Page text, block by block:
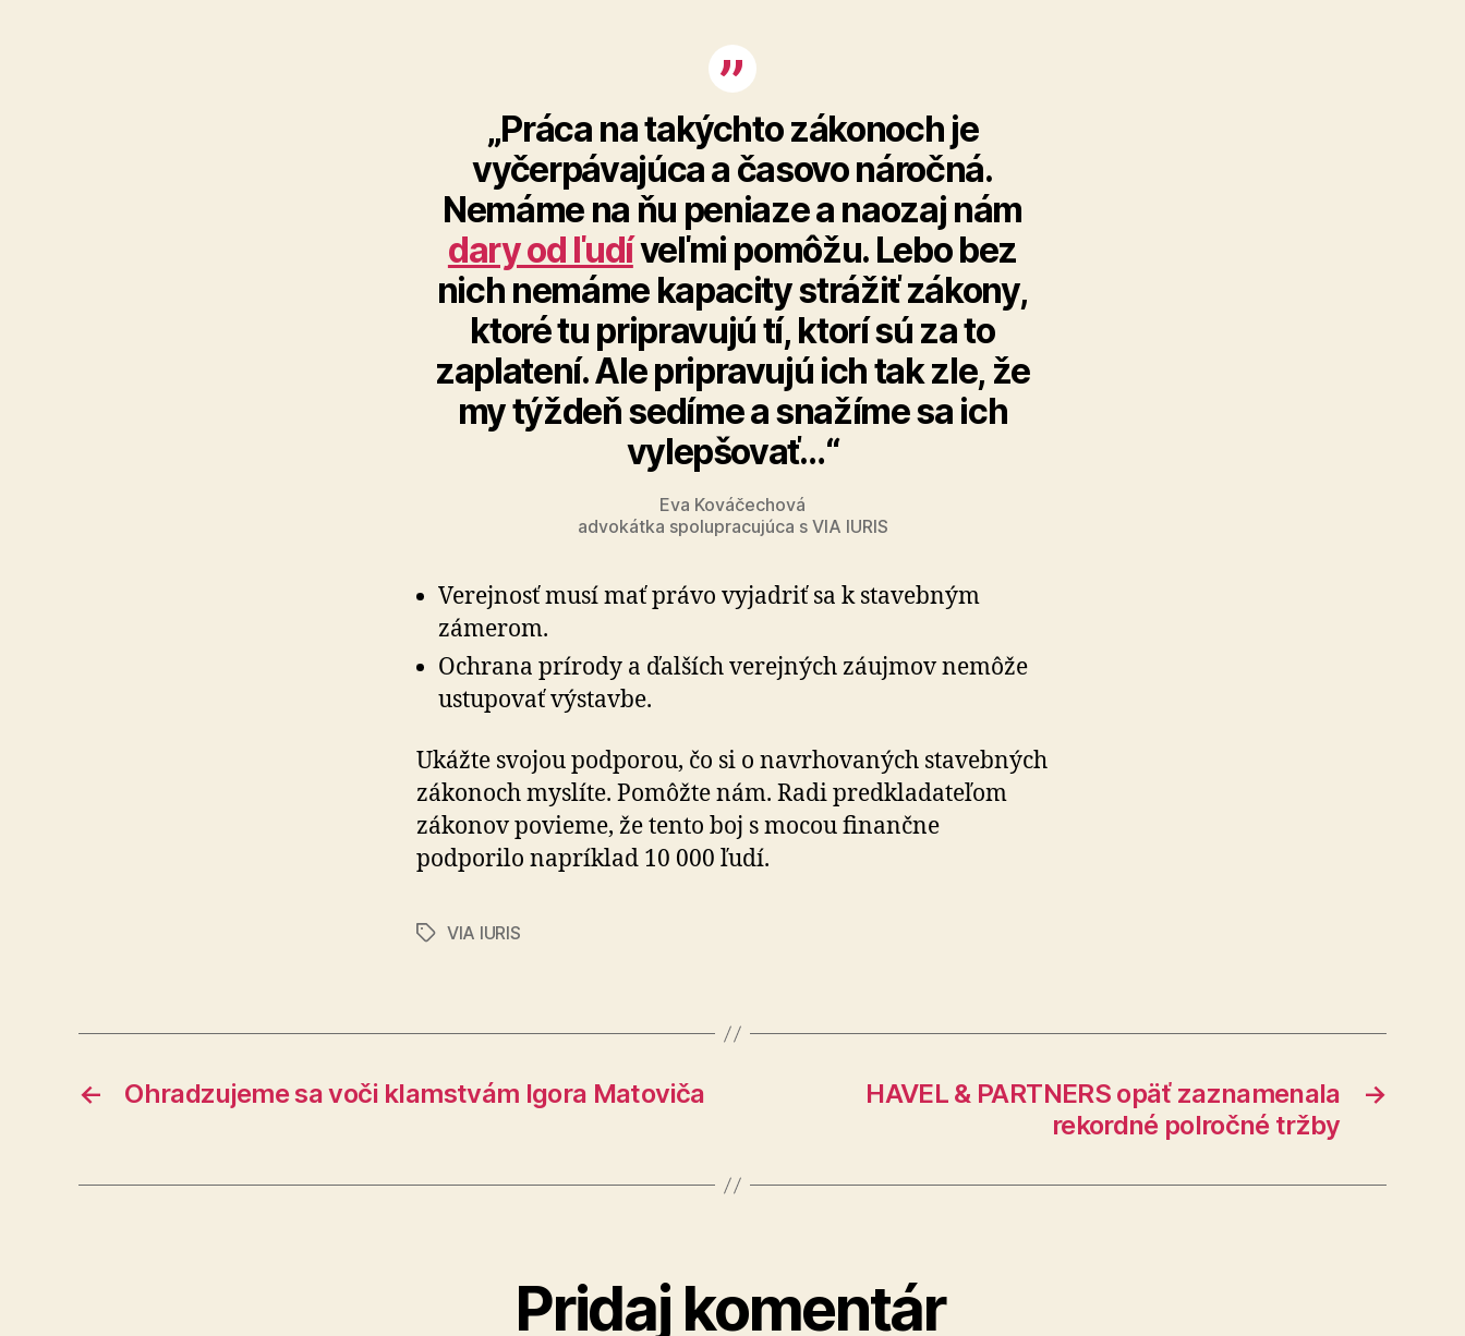
„Práca na takýchto zákonoch je
vyčerpávajúca a časovo náročná.
Nemáme na ňu peniaze a naozaj nám
dary od ľudíveľmi pomôžu. Lebo bez
nich nemáme kapacity strážiť zákony,
ktoré tu pripravujú tí, ktorí sú za to
zaplatení. Ale pripravujú ich tak zle, že
my týždeň sedíme a snažíme sa ich
vylepšovať…“
Eva Kováčechová
advokátka spolupracujúca s VIA IURIS
Verejnosť musí mať právo vyjadriť sa k stavebným
zámerom.
Ochrana prírody a ďalších verejných záujmov nemôže
ustupovať výstavbe.
Ukážte svojou podporou, čo si o navrhovaných stavebných
zákonoch myslíte. Pomôžte nám. Radi predkladateľom
zákonov povieme, že tento boj s mocou finančne
podporilo napríklad 10 000 ľudí.
ZnačkyVIA IURIS
← Ohradzujeme sa voči klamstvám Igora Matoviča →
HAVEL & PARTNERS opäť zaznamenala
rekordné polročné tržby
Pridaj komentár